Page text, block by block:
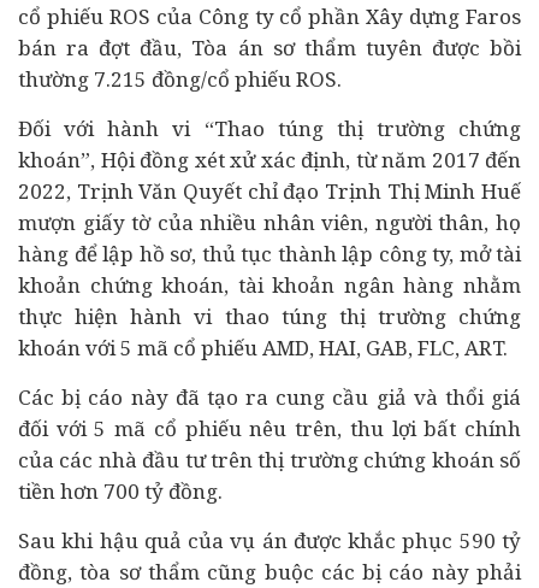
cổ phiếu ROS của Công ty cổ phần Xây dựng Faros
bán ra đợt đầu, Tòa án sơ thẩm tuyên được bồi
thường 7.215 đồng/cổ phiếu ROS.
Đối với hành vi “Thao túng thị trường chứng
khoán”, Hội đồng xét xử xác định, từ năm 2017 đến
2022, Trịnh Văn Quyết chỉ đạo Trịnh Thị Minh Huế
mượn giấy tờ của nhiều nhân viên, người thân, họ
hàng để lập hồ sơ, thủ tục thành lập công ty, mở tài
khoản chứng khoán, tài khoản ngân hàng nhằm
thực hiện hành vi thao túng thị trường chứng
khoán với 5 mã cổ phiếu AMD, HAI, GAB, FLC, ART.
Các bị cáo này đã tạo ra cung cầu giả và thổi giá
đối với 5 mã cổ phiếu nêu trên, thu lợi bất chính
của các nhà đầu tư trên thị trường chứng khoán số
tiền hơn 700 tỷ đồng.
Sau khi hậu quả của vụ án được khắc phục 590 tỷ
đồng, tòa sơ thẩm cũng buộc các bị cáo này phải